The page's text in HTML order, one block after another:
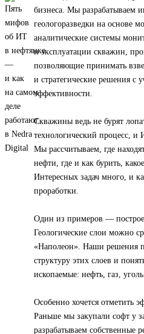
бизнеса. Мы разрабатываем
геологоразведки на основе
аналитические системы
и эксплуатации скважин,
позволяющие принимать
и стратегические решения с
эффективности.
Скважины ведь не бурят
технологический процесс,
Мы рассчитываем, где
нефти, где и как бурить,
Интересных задач много, и
проработки.
Один из примеров —
Геологические слои можно
«Наполеон». Наши решения
структуру этих слоев и
ископаемые: нефть, газ,
Особенно хочется отметить
Раньше мы закупали софт у
разрабатываем собственные